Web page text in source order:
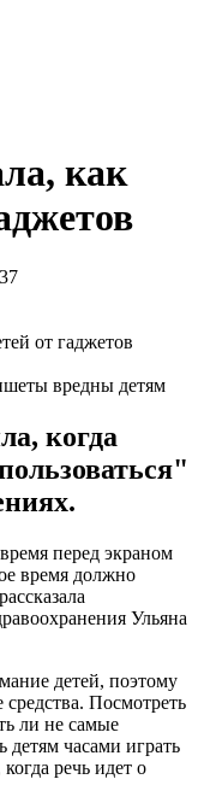
как
вредны детям
когда
перед экраном
время должно
Ульяна
детей, поэтому
Посмотреть
ли не самые
часами играть
речь идет о